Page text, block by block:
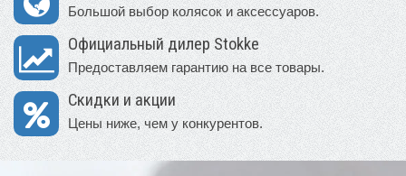
Большой выбор колясок и аксессуаров.
Официальный дилер Stokke
Предоставляем гарантию на все товары.
Скидки и акции
Цены ниже, чем у конкурентов.